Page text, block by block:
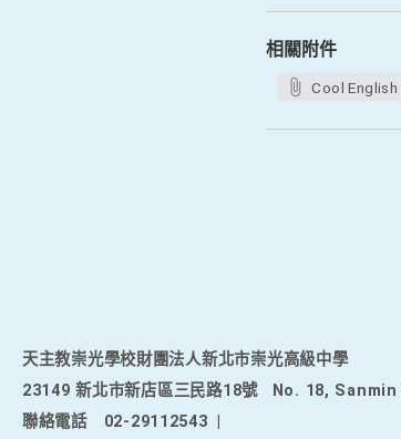
相關附件
Cool
天主教崇光學校財團法人新北市崇光高級中學
23149 新北市新店區三民路18號
No. 18,
聯絡電話
02-29112543